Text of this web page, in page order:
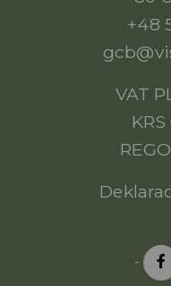
+48
VAT
-